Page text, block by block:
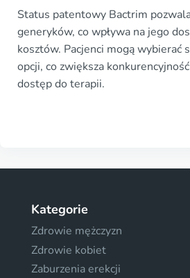
Status patentowy Bactrim
generyków, co wpływa na jego
kosztów. Pacjenci mogą wybierać
opcji, co zwiększa
dostęp do terapii.
Kategorie
Zdrowie mężczyzn
Zdrowie kobiet
Zaburzenia erekcji